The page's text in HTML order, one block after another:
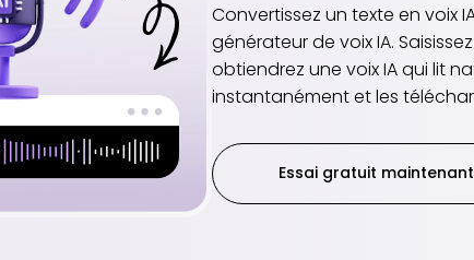
Convertissez un texte en voix
générateur de voix IA.
obtiendrez une voix IA qui lit
instantanément et les
Essai gratuit maintenant